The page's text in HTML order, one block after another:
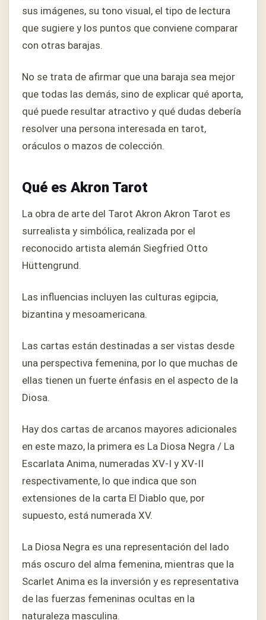
sus imágenes, su tono visual, el tipo de lectura
que sugiere y los puntos que conviene comparar
con otras barajas.
No se trata de afirmar que una baraja sea mejor
que todas las demás, sino de explicar qué aporta,
qué puede resultar atractivo y qué dudas debería
resolver una persona interesada en tarot,
oráculos o mazos de colección.
Qué es Akron Tarot
La obra de arte del Tarot Akron Akron Tarot es
surrealista y simbólica, realizada por el
reconocido artista alemán Siegfried Otto
Hüttengrund.
Las influencias incluyen las culturas egipcia,
bizantina y mesoamericana.
Las cartas están destinadas a ser vistas desde
una perspectiva femenina, por lo que muchas de
ellas tienen un fuerte énfasis en el aspecto de la
Diosa.
Hay dos cartas de arcanos mayores adicionales
en este mazo, la primera es La Diosa Negra / La
Escarlata Anima, numeradas XV-I y XV-II
respectivamente, lo que indica que son
extensiones de la carta El Diablo que, por
supuesto, está numerada XV.
La Diosa Negra es una representación del lado
más oscuro del alma femenina, mientras que la
Scarlet Anima es la inversión y es representativa
de las fuerzas femeninas ocultas en la
naturaleza masculina.